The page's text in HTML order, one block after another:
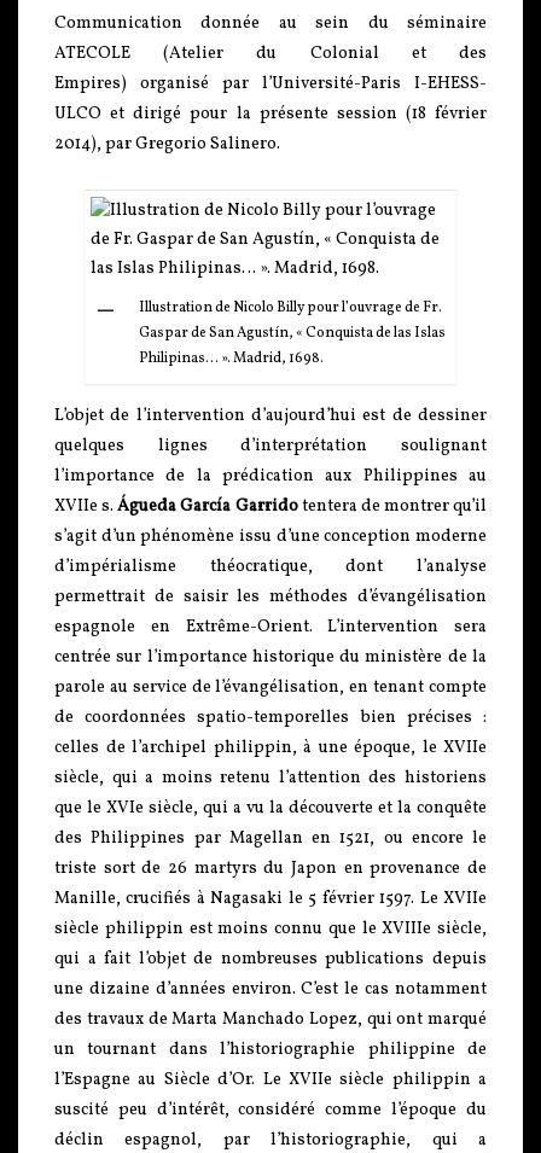
Communication donnée au sein du séminaire
ATECOLE (Atelier du Colonial et des
Empires) organisé par l’Université-Paris I-EHESS-
ULCO et dirigé pour la présente session (18 février
2014), par Gregorio Salinero.
Illustration de Nicolo Billy pour l’ouvrage de Fr.
Gaspar de San Agustín, « Conquista de las Islas
Philipinas… ». Madrid, 1698.
L’objet de l’intervention d’aujourd’hui est de dessiner
quelques lignes d’interprétation soulignant
l’importance de la prédication aux Philippines au
XVIIe s.Águeda García Garridotentera de montrer qu’il
s’agit d’un phénomène issu d’une conception moderne
d’impérialisme théocratique, dont l’analyse
permettrait de saisir les méthodes d’évangélisation
espagnole en Extrême-Orient. L’intervention sera
centrée sur l’importance historique du ministère de la
parole au service de l’évangélisation, en tenant compte
de coordonnées spatio-temporelles bien précises :
celles de l’archipel philippin, à une époque, le XVIIe
siècle, qui a moins retenu l’attention des historiens
que le XVIe siècle, qui a vu la découverte et la conquête
des Philippines par Magellan en 1521, ou encore le
triste sort de 26 martyrs du Japon en provenance de
Manille, crucifiés à Nagasaki le 5 février 1597. Le XVIIe
siècle philippin est moins connu que le XVIIIe siècle,
qui a fait l’objet de nombreuses publications depuis
une dizaine d’années environ. C’est le cas notamment
des travaux de Marta Manchado Lopez, qui ont marqué
un tournant dans l’historiographie philippine de
l’Espagne au Siècle d’Or. Le XVIIe siècle philippin a
suscité peu d’intérêt, considéré comme l’époque du
déclin espagnol, par l’historiographie, qui a